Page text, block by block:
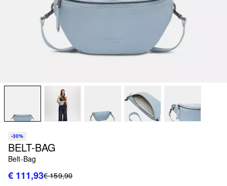
-30%
BELT-BAG
Belt-Bag
€ 111,93€ 159,90